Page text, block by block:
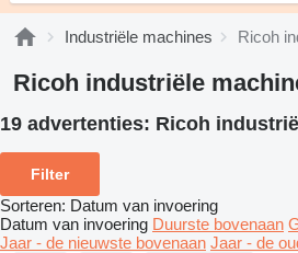
Industriële machines Ricoh
Ricoh industriële
19 advertenties: Ricoh
Filter
Sorteren: Datum van invoering
Datum van invoering Duurste bovenaan
Jaar - de nieuwste bovenaan Jaar - de